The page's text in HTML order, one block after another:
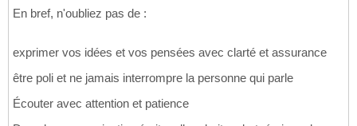
En bref, n'oubliez pas de :
exprimer vos idées et vos pensées avec clarté et assurance
être poli et ne jamais interrompre la personne qui parle
Écouter avec attention et patience